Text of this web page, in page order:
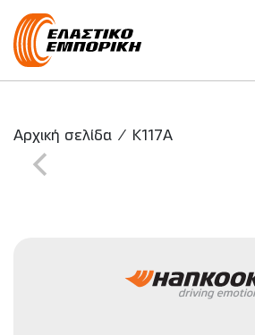
Κύρια πλοήγηση
Αρχική σελίδα / K117A